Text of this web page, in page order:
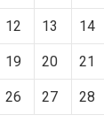
12 13 14
19 20 21
26 27 28